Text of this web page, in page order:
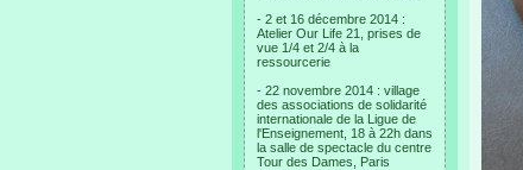
- 2 et 16 décembre 2014 :
Atelier Our Life 21, prises de
vue 1/4 et 2/4 à la
ressourcerie
- 22 novembre 2014 : village
des associations de solidarité
internationale de la Ligue de
l'Enseignement, 18 à 22h dans
la salle de spectacle du centre
Tour des Dames, Paris